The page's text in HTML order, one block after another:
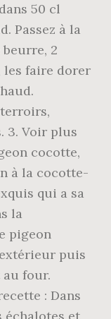
50 cl
Passez à la
beurre, 2
les faire dorer
3. Voir plus
cocotte,
à la cocotte-
qui a sa
la
pigeon
puis
four.
: Dans